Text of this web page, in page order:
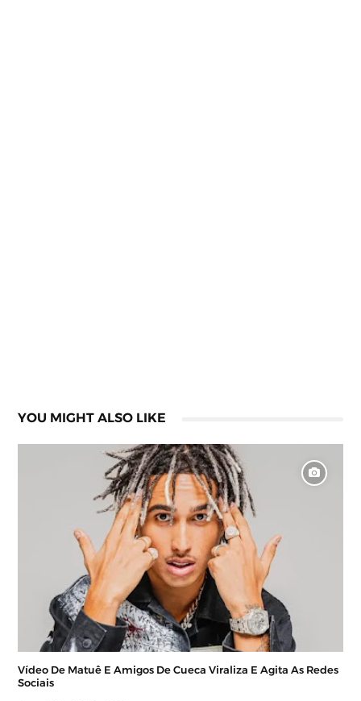
YOU MIGHT ALSO LIKE
Vídeo De Matuê E Amigos De Cueca Viraliza E Agita As Redes
Sociais